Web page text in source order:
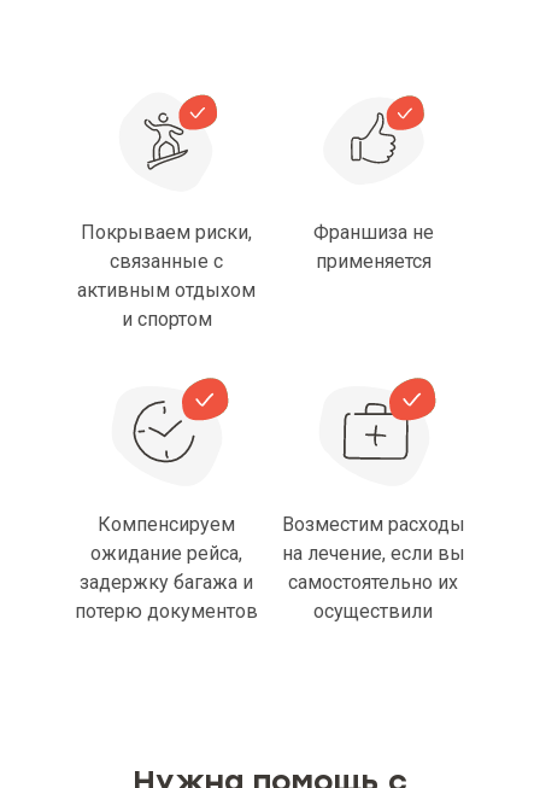
Покрываем риски,
связанные с
активным отдыхом
и спортом
Франшиза не
применяется
Компенсируем
ожидание рейса,
задержку багажа и
потерю документов
Возместим расходы
на лечение, если вы
самостоятельно их
осуществили